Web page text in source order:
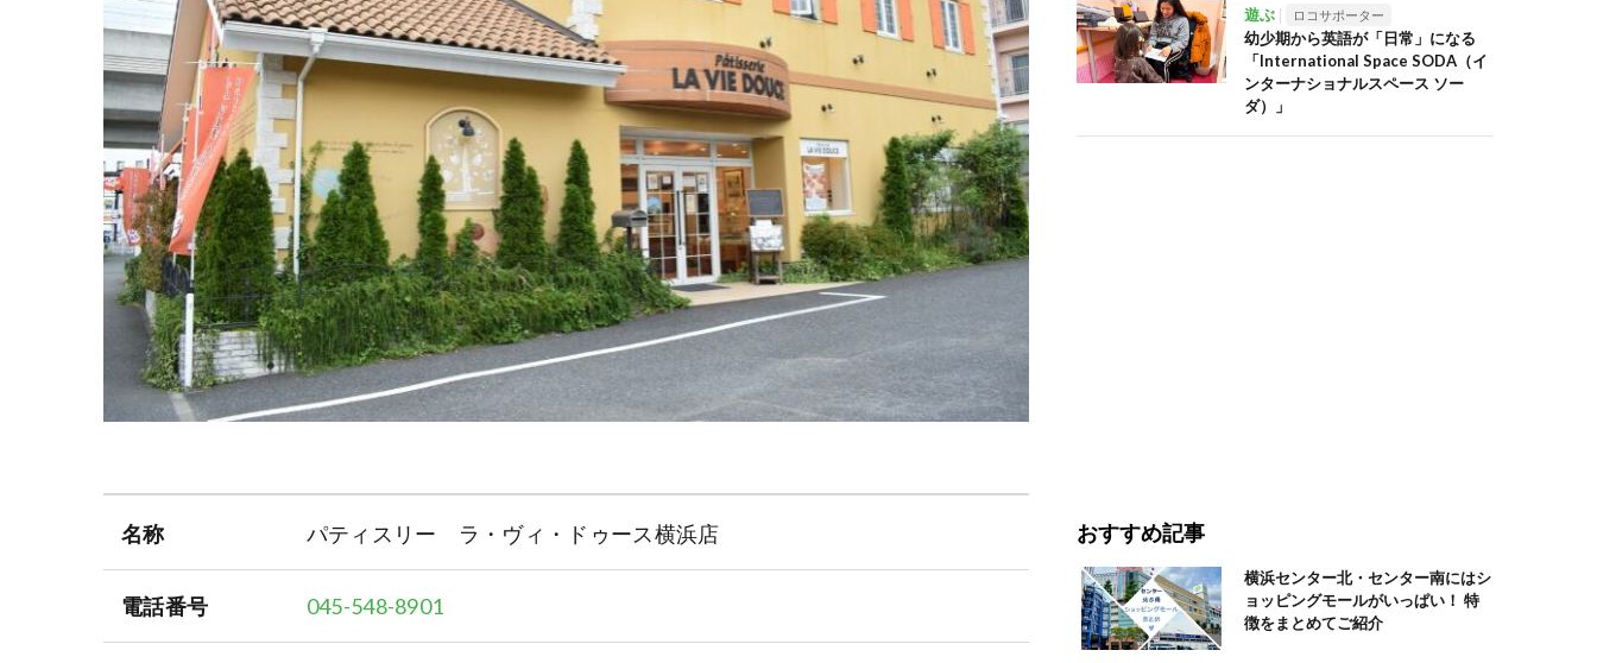
名称 パティスリー ラ・ヴィ・ドゥース横浜店
電話番号 045-548-8901
遊ぶ ロコサポーター
幼少期から英語が「日常」になる
「International Space SODA（イ
ンターナショナルスペース ソー
ダ）」
おすすめ記事
横浜センター北・センター南にはシ
ョッピングモールがいっぱい！ 特
徴をまとめてご紹介